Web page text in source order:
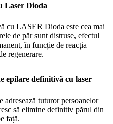
Laser Dioda
cu LASER Dioda este cea mai
de păr sunt distruse, efectul
în funcție de reacția
regenerare.
epilare definitivă cu laser
tuturor persoanelor
să elimine definitiv părul din
față.